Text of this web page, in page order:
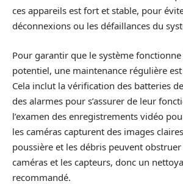
ces appareils est fort et stable, pour
déconnexions ou les défaillances du
Pour garantir que le système
potentiel, une maintenance régulière
Cela inclut la vérification des batteries
des alarmes pour s’assurer de leur
l’examen des enregistrements vidéo
les caméras capturent des images
poussière et les débris peuvent
caméras et les capteurs, donc un
recommandé.